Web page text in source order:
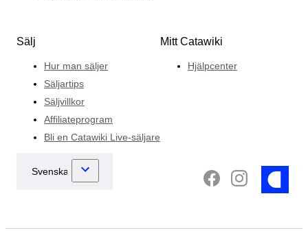
Sälj
Hur man säljer
Säljartips
Säljvillkor
Affiliateprogram
Bli en Catawiki Live-säljare
Mitt Catawiki
Hjälpcenter